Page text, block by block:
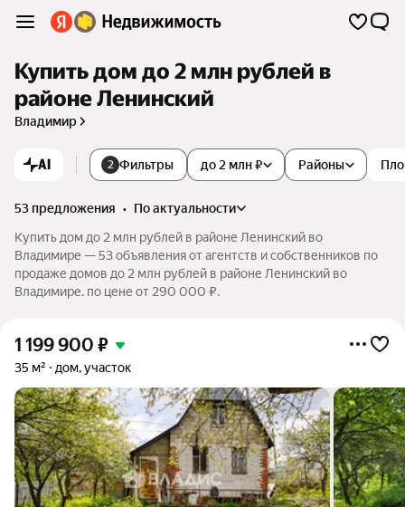
Купить дом до 2 млн рублей в
районе Ленинский
Владимир
AI 2 Фильтры до 2 млн ₽ Районы
53 предложения •
по актуальности
Купить дом до 2 млн рублей в районе Ленинский во
Владимире — 53 объявления от агентств и собственников по
продаже домов до 2 млн рублей в районе Ленинский во
Владимире. по цене от 290 000 ₽.
1 199 900 ₽
35 м² дом, участок